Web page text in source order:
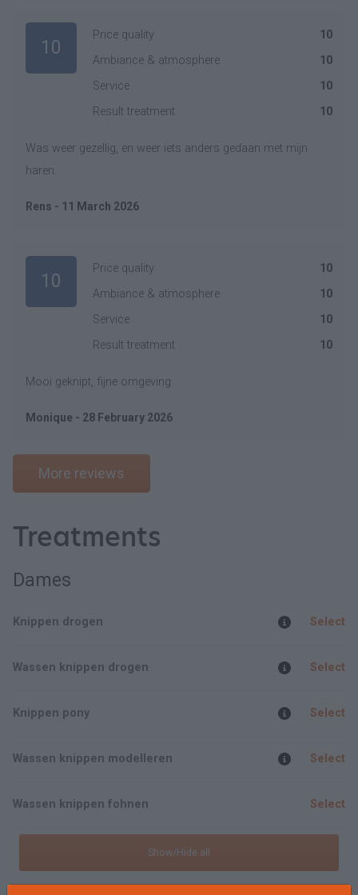
10
Price quality
10
Ambiance & atmosphere
10
Service
10
Result treatment
10
Was weer gezellig, en weer iets anders gedaan met mijn
haren.
Rens - 11 March 2026
10
Price quality
10
Ambiance & atmosphere
10
Service
10
Result treatment
10
Mooi geknipt, fijne omgeving
Monique - 28 February 2026
More reviews
Treatments
Dames
Knippen drogen Select
Wassen knippen drogen Select
Knippen pony Select
Wassen knippen modelleren Select
Wassen knippen fohnen Select
Show/Hide all